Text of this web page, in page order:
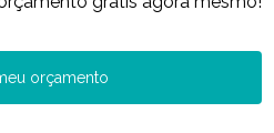
orçamento